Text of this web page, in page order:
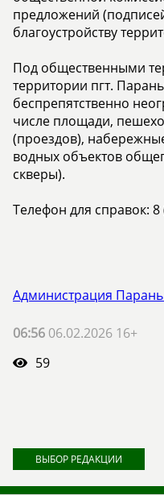
предложений
благоустройству
Под общественными
территории пгт.
беспрепятственно
числе площади,
(проездов),
водных объектов
скверы).
Телефон для справок: 8
Администрация
06:56 06.02.2026 16+
59
ВЫБОР РЕДАКЦИИ